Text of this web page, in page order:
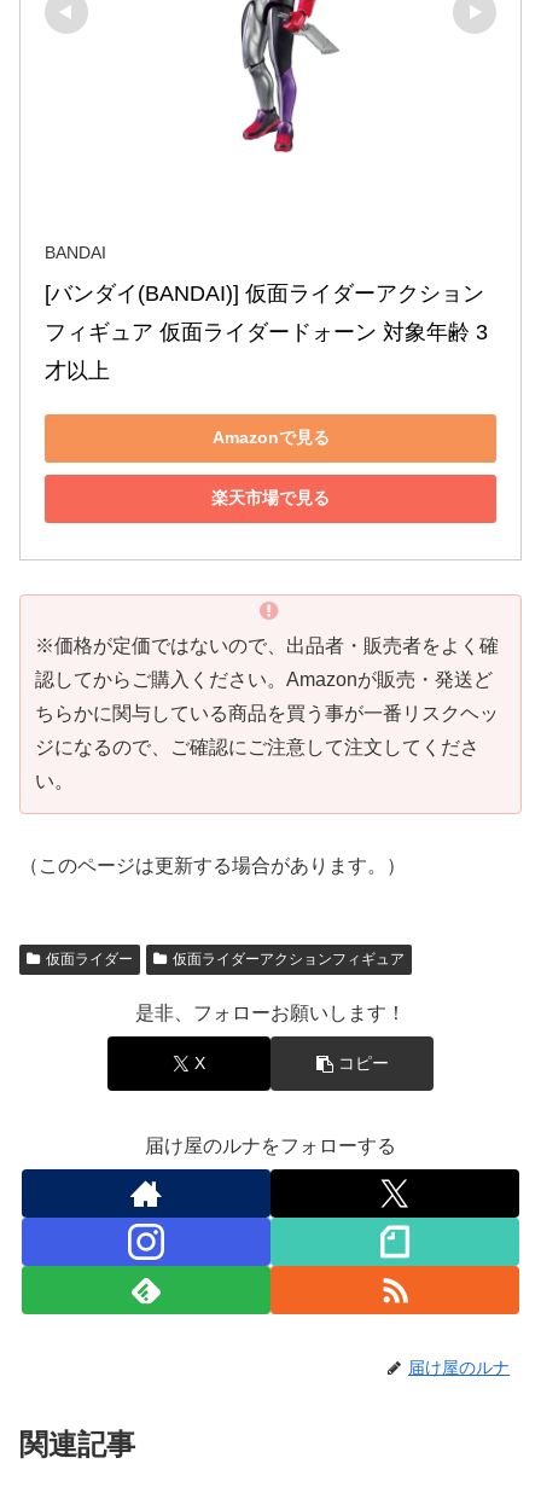
BANDAI
[バンダイ(BANDAI)] 仮面ライダーアクション
フィギュア 仮面ライダードォーン 対象年齢 3
才以上
Amazonで見る
楽天市場で見る
※価格が定価ではないので、出品者・販売者をよく確
認してからご購入ください。Amazonが販売・発送ど
ちらかに関与している商品を買う事が一番リスクヘッ
ジになるので、ご確認にご注意して注文してくださ
い。
（このページは更新する場合があります。）
仮面ライダー 仮面ライダーアクションフィギュア
是非、フォローお願いします！
X コピー
届け屋のルナをフォローする
届け屋のルナ
関連記事